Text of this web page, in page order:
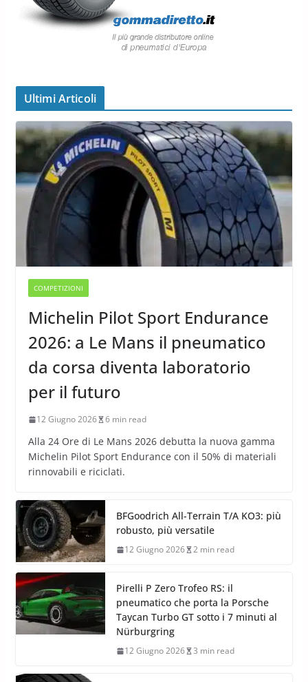
Ultimi Articoli
COMPETIZIONI
Michelin Pilot Sport Endurance
2026: a Le Mans il pneumatico
da corsa diventa laboratorio
per il futuro
12 Giugno 2026 6 min read
Alla 24 Ore di Le Mans 2026 debutta la nuova gamma
Michelin Pilot Sport Endurance con il 50% di materiali
rinnovabili e riciclati.
BFGoodrich All-Terrain T/A KO3: più
robusto, più versatile
12 Giugno 2026 2 min read
Pirelli P Zero Trofeo RS: il
pneumatico che porta la Porsche
Taycan Turbo GT sotto i 7 minuti al
Nürburgring
12 Giugno 2026 3 min read